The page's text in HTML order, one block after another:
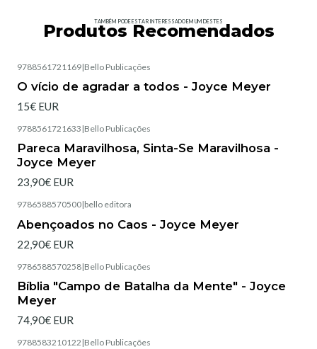
TAMBÉM PODE ESTAR INTERESSADO EM UM DESTES
Produtos Recomendados
9788561721169|Bello Publicações
O vício de agradar a todos - Joyce Meyer
15€ EUR
9788561721633 |Bello Publicações
Pareca Maravilhosa, Sinta-Se Maravilhosa -
Joyce Meyer
23,90€ EUR
9786588570500|bello editora
Abençoados no Caos - Joyce Meyer
22,90€ EUR
9786588570258|Bello Publicações
Bíblia "Campo de Batalha da Mente" - Joyce
Meyer
74,90€ EUR
9788583210122 |Bello Publicações